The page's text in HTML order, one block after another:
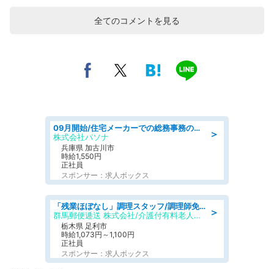
全てのコメントを見る
＞
09月開始/住宅メーカーでの総務事務のお仕事/駅近/車通勤可/一般事務/人事労務
株式会社パソナ
兵庫県 加古川市
時給1,550円
正社員
スポンサー：求人ボックス
＞
「残業ほぼなし」調理スタッフ/調理師免許必須/正職員/日勤のみ/介護付き有料老人ホーム/社会保障完備
群馬郵便逓送 株式会社/介護付有料老人ホーム ふる里
栃木県 足利市
時給1,073円～1,100円
正社員
スポンサー：求人ボックス